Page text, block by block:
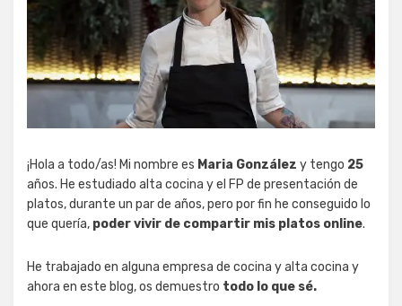
¡Hola a todo/as! Mi nombre es Maria González y tengo 25
años. He estudiado alta cocina y el FP de presentación de
platos, durante un par de años, pero por fin he conseguido lo
que quería, poder vivir de compartir mis platos online.
He trabajado en alguna empresa de cocina y alta cocina y
ahora en este blog, os demuestro todo lo que sé.